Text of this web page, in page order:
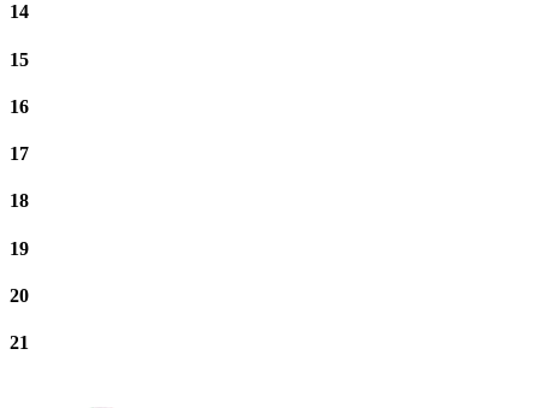
14
15
16
17
18
19
20
21